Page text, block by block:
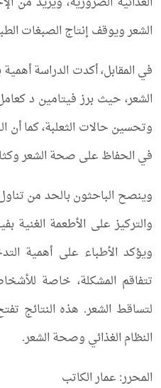
الشعر ويوقف إنتاج الصبغات
في المقابل، أكدت الدراسة
الشعر، حيث برز فيتامين د
وتحسين حالات الثعلبة، كما أن
في الحفاظ على صحة الشعر
وينصح الباحثون بالحد من
والتركيز على الأطعمة الغنية
ويؤكد الأطباء على أهمية
تتفاقم المشكلة، خاصة
لتساقط الشعر. هذه النتائج
النظام الغذائي وصحة الشعر.
المحرر: عمار الكاتب